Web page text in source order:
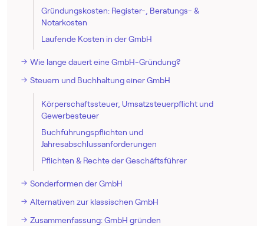
Gründungskosten: Register-, Beratungs- &
Notarkosten
Laufende Kosten in der GmbH
Wie lange dauert eine GmbH-Gründung?
Steuern und Buchhaltung einer GmbH
Körperschaftssteuer, Umsatzsteuerpflicht und
Gewerbesteuer
Buchführungspflichten und
Jahresabschlussanforderungen
Pflichten & Rechte der Geschäftsführer
Sonderformen der GmbH
Alternativen zur klassischen GmbH
Zusammenfassung: GmbH gründen